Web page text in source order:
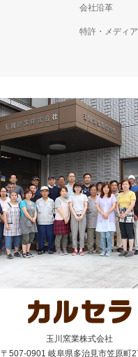
会社沿革
特許・メディア
玉川窯業株式会社
〒507-0901 岐阜県多治見市笠原町